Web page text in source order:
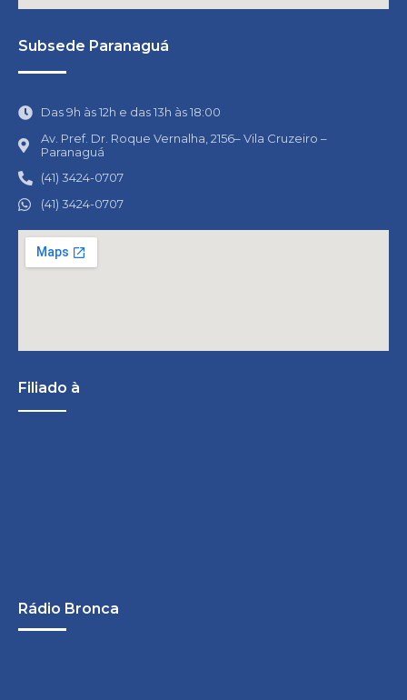
Subsede Paranaguá
Das 9h às 12h e das 13h às 18:00
Av. Pref. Dr. Roque Vernalha, 2156– Vila Cruzeiro –
Paranaguá
(41) 3424-0707
(41) 3424-0707
Filiado à
Rádio Bronca